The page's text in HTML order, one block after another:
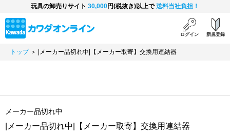
玩具の卸売りサイト 30,000円(税抜き)以上で送料当社負担！
ログイン 新規登録
トップ＞ |メーカー品切れ中|【メーカー取寄】交換用連結器
メーカー品切れ中
|メーカー品切れ中|【メーカー取寄】交換用連結器